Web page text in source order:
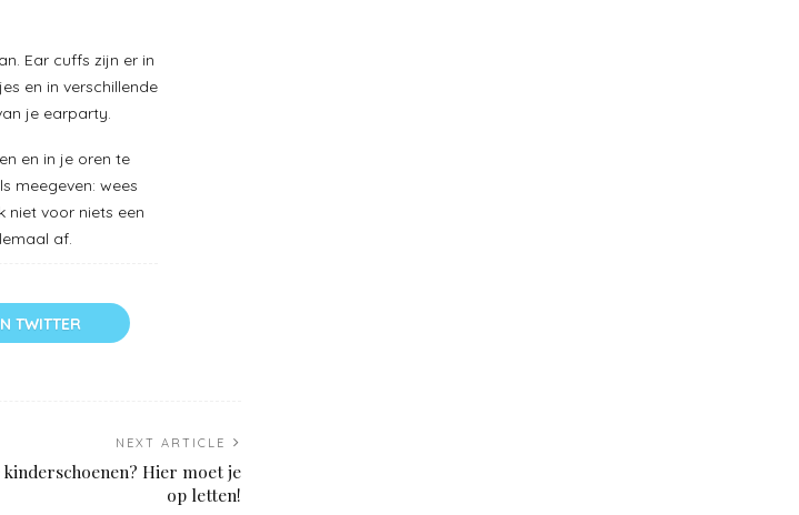
Ear cuffs zijn er in
en in verschillende
je earparty.
en in je oren te
meegeven: wees
niet voor niets een
af.
TWITTER
NEXT ARTICLE
Hier moet je
op letten!